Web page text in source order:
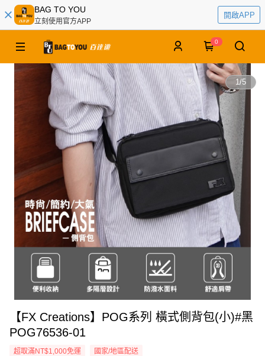
BAG TO YOU
立刻使用官方APP
開啟APP
0
1/5
【FX Creations】POG系列 橫式側背包(小)#黑
POG76536-01
超取滿NT$1,000免運 國家/地區配送